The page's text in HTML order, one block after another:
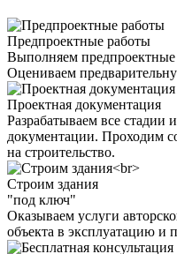
Предпроектные работы
Выполняем предпроектные
Оцениваем
Проектная документация
Разрабатываем все стадии
документации. Проходим
на строительство.
Строим здания
"под ключ"
Оказываем услуги
объекта в эксплуатацию и